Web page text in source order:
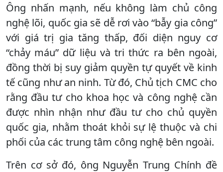
Ông nhấn mạnh, nếu không làm chủ công
nghệ lõi, quốc gia sẽ dễ rơi vào “bẫy gia công”
với giá trị gia tăng thấp, đối diện nguy cơ
“chảy máu” dữ liệu và tri thức ra bên ngoài,
đồng thời bị suy giảm quyền tự quyết về kinh
tế cũng như an ninh. Từ đó, Chủ tịch CMC cho
rằng đầu tư cho khoa học và công nghệ cần
được nhìn nhận như đầu tư cho chủ quyền
quốc gia, nhằm thoát khỏi sự lệ thuộc và chi
phối của các trung tâm công nghệ bên ngoài.
Trên cơ sở đó, ông Nguyễn Trung Chính đề